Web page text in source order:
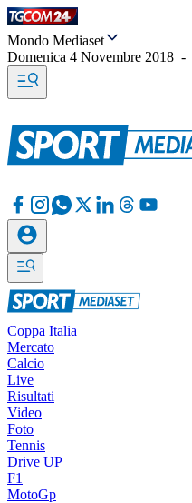
Mondo Mediaset
Domenica 4 Novembre 2018 -
Coppa Italia
Mercato
Calcio
Live
Risultati
Video
Foto
Tennis
Drive UP
F1
MotoGp